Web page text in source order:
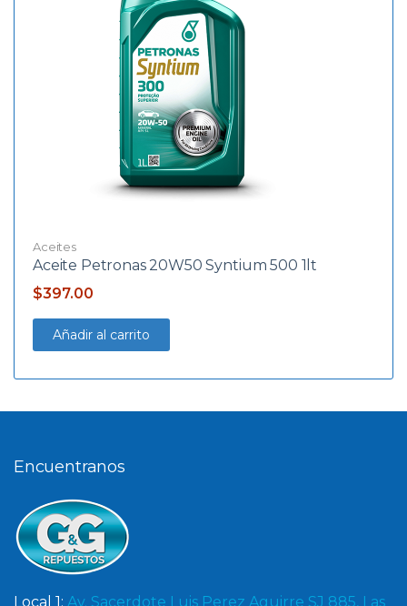
Aceites
Aceite Petronas 20W50 Syntium 500 1lt
$397.00
Añadir al carrito
Encuentranos
Local 1: Av. Sacerdote Luis Perez Aguirre SJ 885, Las